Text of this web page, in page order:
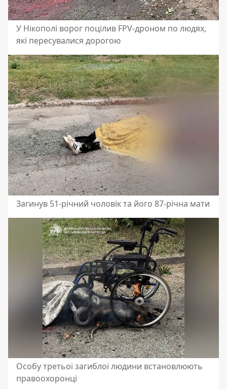
У Нікополі ворог поцілив FPV-дроном по людях,
які пересувалися дорогою
Загинув 51-річний чоловік та його 87-річна мати
Особу третьої загиблої людини встановлюють
правоохоронці